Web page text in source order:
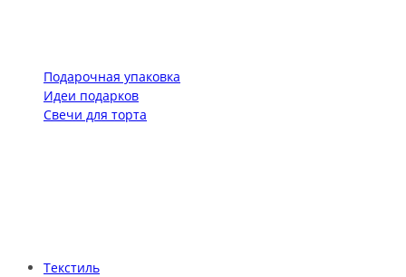
Подарочная упаковка
Идеи подарков
Свечи для торта
Текстиль